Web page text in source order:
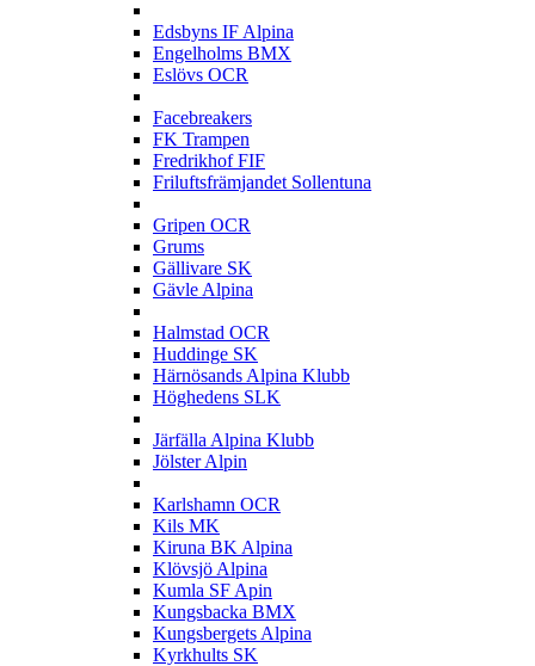
Edsbyns IF Alpina
Engelholms BMX
Eslövs OCR
Facebreakers
FK Trampen
Fredrikhof FIF
Friluftsfrämjandet Sollentuna
Gripen OCR
Grums
Gällivare SK
Gävle Alpina
Halmstad OCR
Huddinge SK
Härnösands Alpina Klubb
Höghedens SLK
Järfälla Alpina Klubb
Jölster Alpin
Karlshamn OCR
Kils MK
Kiruna BK Alpina
Klövsjö Alpina
Kumla SF Apin
Kungsbacka BMX
Kungsbergets Alpina
Kyrkhults SK